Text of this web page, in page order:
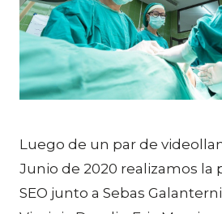
Luego de un par de
Junio de 2020 realizamos la
SEO junto a Sebas